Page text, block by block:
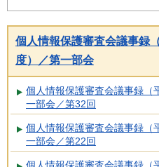
個人情報保護審査会議事録
度）／第一部会
個人情報保護審査会議事録（
一部会／第32回
個人情報保護審査会議事録（
一部会／第22回